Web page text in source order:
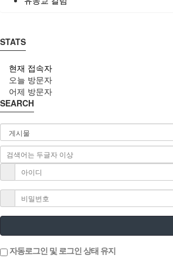
STATS
현재 접속자
오늘 방문자
어제 방문자
SEARCH
자동로그인 및 로그인 상태 유지